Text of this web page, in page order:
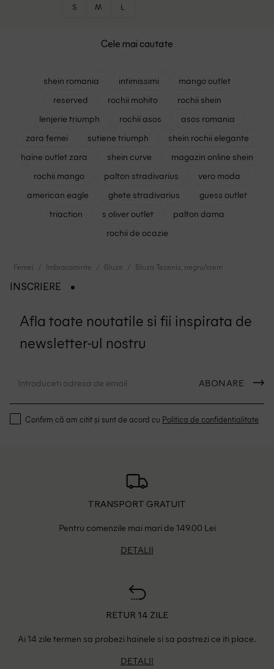
S M L
Cele mai cautate
shein romania intimissimi
mango outlet
reserved
rochii mohito
rochii shein
lenjerie triumph
rochii asos
asos romania
zara femei
sutiene triumph
shein rochii elegante
haine outlet zara
shein curve
magazin online shein
rochii mango
palton stradivarius
vero moda
american eagle
ghete stradivarius
guess outlet
triaction
s oliver outlet
palton dama
rochii de ocazie
Femei Imbracaminte Bluze Bluza Tezenis, negru/crem
INSCRIERE
Afla toate noutatile si fii inspirata de
newsletter-ul nostru
ABONARE
Confirm că am citit și sunt de acord cu Politica de confidentialitate
TRANSPORT GRATUIT
Pentru comenzile mai mari de 149.00 Lei
DETALII
RETUR 14 ZILE
Ai 14 zile termen sa probezi hainele si sa pastrezi ce iti place.
DETALII